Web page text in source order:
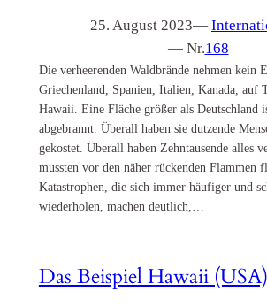
25. August 2023—
— Nr.168
Die verheerenden Waldbrände nehmen kein
Griechenland, Spanien, Italien, Kanada, auf
Hawaii. Eine Fläche größer als Deutschland
abgebrannt. Überall haben sie dutzende
gekostet. Überall haben Zehntausende alles
mussten vor den näher rückenden Flammen
Katastrophen, die sich immer häufiger und
wiederholen, machen deutlich,…
Das Beispiel Hawaii (USA)